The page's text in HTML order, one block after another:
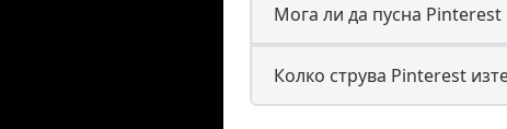
Мога ли да пусна
Колко струва Pinterest